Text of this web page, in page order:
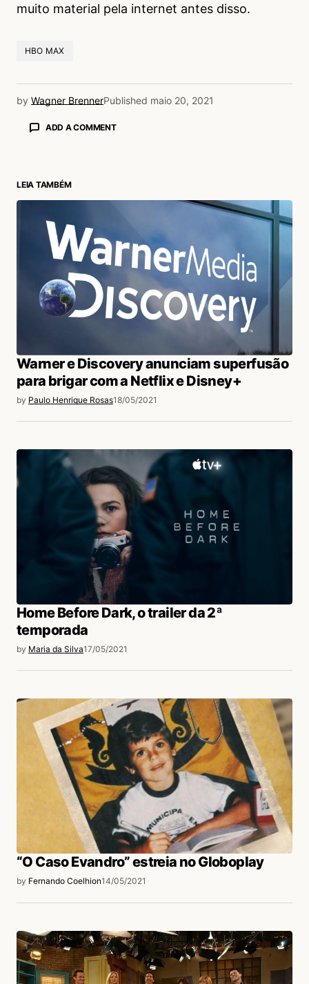
muito material pela internet antes disso.
HBO MAX
by Wagner BrennerPublished maio 20, 2021
ADD A COMMENT
LEIA TAMBÉM
Warner e Discovery anunciam superfusão
para brigar com a Netflix e Disney+
by Paulo Henrique Rosas18/05/2021
Home Before Dark, o trailer da 2ª
temporada
by Maria da Silva17/05/2021
“O Caso Evandro” estreia no Globoplay
by Fernando Coelhion14/05/2021